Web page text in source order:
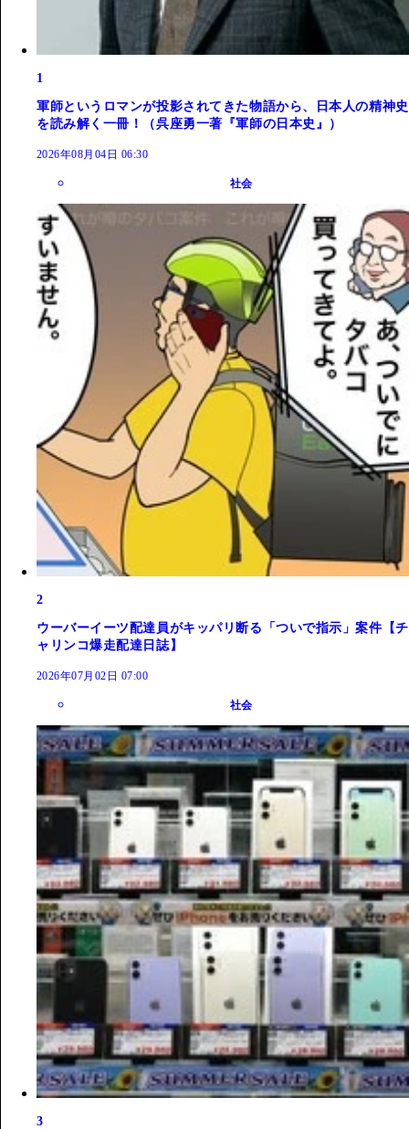
1
軍師というロマンが投影されてきた物語から、日本人の精神史
を読み解く一冊！（呉座勇一著『軍師の日本史』）
2026年08月04日 06:30
社会
2
ウーバーイーツ配達員がキッパリ断る「ついで指示」案件【チ
ャリンコ爆走配達日誌】
2026年07月02日 07:00
社会
3